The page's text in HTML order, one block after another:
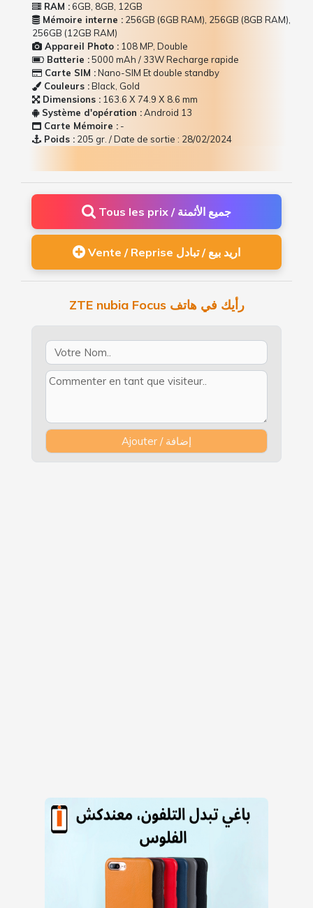
RAM :6GB, 8GB, 12GB
Mémoire interne : 256GB (6GB RAM), 256GB (8GB RAM),
256GB (12GB RAM)
Appareil Photo : 108 MP, Double
Batterie :5000 mAh / 33W Recharge rapide
Carte SIM :Nano-SIM Et double standby
Couleurs :Black, Gold
Dimensions : 163.6 Х 74.9 Х 8.6 mm
Système d'opération :Android 13
Carte Mémoire : -
Poids : 205 gr. / Date de sortie : 28/02/2024
Tous les prix / جميع الأثمنة
Vente / Reprise اريد بيع / تبادل
ZTE nubia Focus رأيك في هاتف